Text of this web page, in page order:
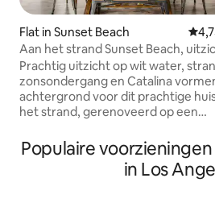
Flat in Sunset Beach
Aan het strand Sunset Beach,
de oceaan, toegang tot het strand
Prachtig uitzicht op wit water,
zonsondergang en Catalina
achtergrond voor dit prachtige
het strand, gerenoveerd op een
opmerkelijke appartement biedt
residentie op de 1e verdieping met
slaapkamers/2 badkamers. De
Populaire
in Los